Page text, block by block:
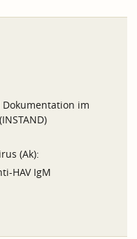
im
(Ak):
HAV IgM